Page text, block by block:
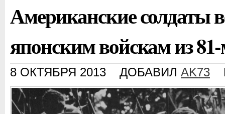
Американские солдаты
японским войскам из
8 ОКТЯБРЯ 2013 ДОБАВИЛ AK73